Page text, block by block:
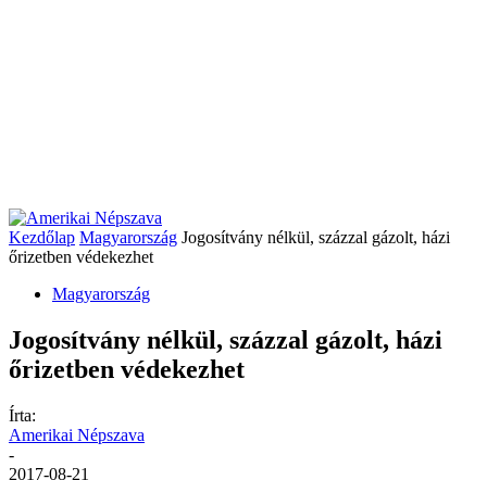
Kezdőlap Magyarország Jogosítvány nélkül, százzal gázolt, házi
őrizetben védekezhet
Magyarország
Jogosítvány nélkül, százzal gázolt, házi
őrizetben védekezhet
Írta:
Amerikai Népszava
-
2017-08-21